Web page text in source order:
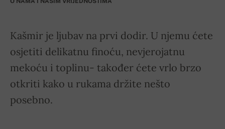
Kašmir je ljubav na prvi dodir. U njemu ćete
osjetiti delikatnu finoću, nevjerojatnu
mekoću i toplinu- također ćete vrlo brzo
otkriti kako u rukama držite nešto
posebno.